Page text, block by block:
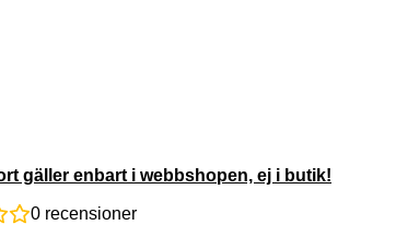
gäller enbart i webbshopen, ej i butik!
0 recensioner